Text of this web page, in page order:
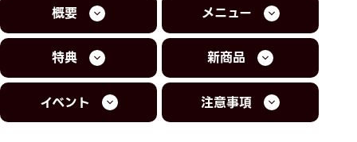
概要 メニュー
特典 新商品
イベント 注意事項